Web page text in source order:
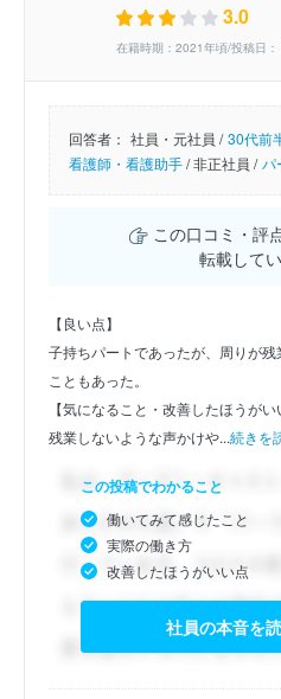
3.0
在籍時期：2021年頃/投稿日
回答者： 社員・元社員 / 30代前
看護師・看護助手/非正社員 / パ
この口コミ・評
転載してい
【良い点】
子持ちパートであったが、周りが
こともあった。
【気になること・改善したほうがい
残業しないような声かけや...続きを
この投稿でわかること
働いてみて感じたこと
実際の働き方
改善したほうがいい点
社員の本音を